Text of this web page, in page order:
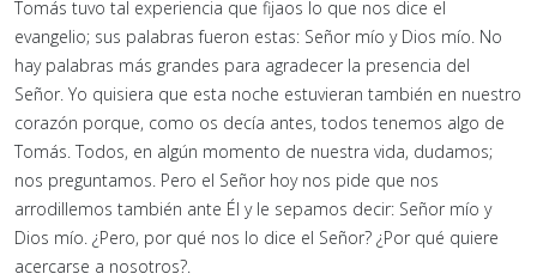
Tomás tuvo tal experiencia que fijaos lo que nos dice el
evangelio; sus palabras fueron estas: Señor mío y Dios mío. No
hay palabras más grandes para agradecer la presencia del
Señor. Yo quisiera que esta noche estuvieran también en nuestro
corazón porque, como os decía antes, todos tenemos algo de
Tomás. Todos, en algún momento de nuestra vida, dudamos;
nos preguntamos. Pero el Señor hoy nos pide que nos
arrodillemos también ante Él y le sepamos decir: Señor mío y
Dios mío. ¿Pero, por qué nos lo dice el Señor? ¿Por qué quiere
acercarse a nosotros?.